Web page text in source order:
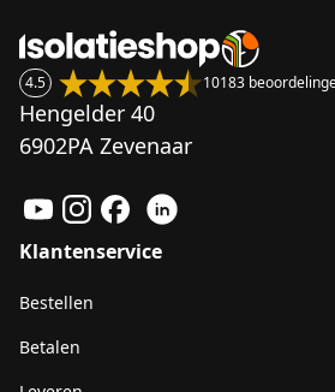
4.5 10183
Hengelder 40
6902PA Zevenaar
Klantenservice
Bestellen
Betalen